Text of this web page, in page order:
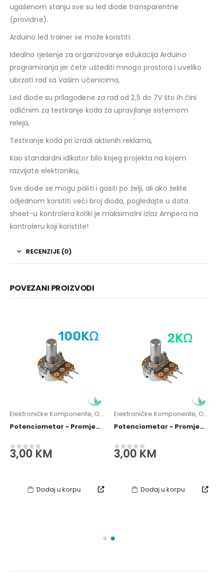
ugašenom stanju sve su led diode transparentne
(providne).
Arduino led trainer se može koristiti:
Idealno rješenje za organizovanje edukacija Arduino
programiranja jer ćete uštediti mnogo prostora i uveliko
ubrzati rad sa Vašim učenicima,
Led diode su prilagođene za rad od 2,5 do 7V što ih čini
odličnim za testiranje koda za upravjlanje sistemom
releja,
Testiranje koda pri izradi aktivnih reklama,
Kao standardni idikator bilo kojeg projekta na kojem
razvijate elektroniku,
Sve diode se mogu paliti i gasiti po želji, ali ako želite
odjednom korsititi veći broj dioda, pogledajte u data
sheet-u kontrolera koliki je maksimalni izlaz Ampera na
kontroleru koji koristite!
RECENZIJE (0)
POVEZANI PROIZVODI
Elektroničke Komponente, Otpornici / Potenciometri
Potenciometar - Promjenjivi Otpornik B100k B100kOhm
0out of 5
3,00KM
Dodaj u korpu
Elektroničke Komponente, Otpornici / Potenciometri
Potenciometar - Promjenjivi Otpornik B2k B2kOhm
0out of 5
3,00KM
Dodaj u korpu